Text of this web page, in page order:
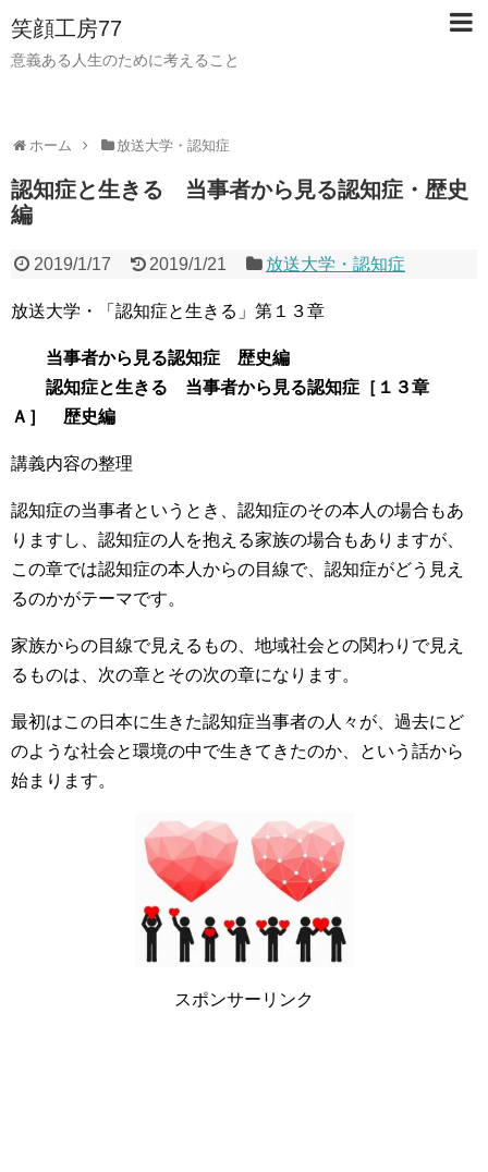
笑顔工房77
意義ある人生のために考えること
ホーム 放送大学・認知症
認知症と生きる 当事者から見る認知症・歴史
編
2019/1/17 2019/1/21 放送大学・認知症
放送大学・「認知症と生きる」第１３章
当事者から見る認知症 歴史編
認知症と生きる 当事者から見る認知症［１３章
Ａ］ 歴史編
講義内容の整理
認知症の当事者というとき、認知症のその本人の場合もあ
りますし、認知症の人を抱える家族の場合もありますが、
この章では認知症の本人からの目線で、認知症がどう見え
るのかがテーマです。
家族からの目線で見えるもの、地域社会との関わりで見え
るものは、次の章とその次の章になります。
最初はこの日本に生きた認知症当事者の人々が、過去にど
のような社会と環境の中で生きてきたのか、という話から
始まります。
スポンサーリンク